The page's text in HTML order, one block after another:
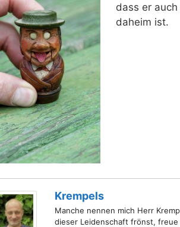
dass er
daheim ist.
Krempels
Manche nennen mich Herr
dieser Leidenschaft frönst,